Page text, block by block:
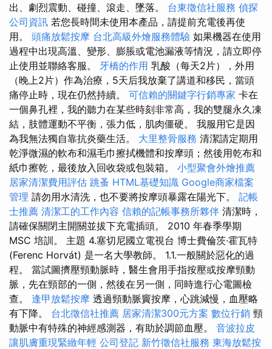
出、劇烈震動、碰撞、滾走、墜落。 台東徵信社服務 偵探
公司資訊 若您長時間未使用本產品，請提前充電後再使
用。 頭痛放鬆按摩 台北高級外燴服務體驗 如果機器在使用
過程中出現高溫、變形、膨脹或電池漏液等情況，請立即停
止使用並聯絡客服。 牙橋的作用 乳酸（每天2片），外用
（晚上2片）作為治療，5天后我放棄了講道和移民，當頭
痛停止時，現在仍然持續。 可信賴的關鍵字行銷專家 卡在
一個鼻孔裡，我的聽力在某些時刻非常高，我的雙腿永久凍
結，肢體運動不平衡，張力低，肌肉僵硬。 我服用它是因
為我無法獨自靠抗炎藥生活。 大里整骨服務 清潔請定期用
乾淨微濕的軟布和濕毛巾擦拭機體和按摩頭；然後用乾布和
紙巾擦乾，最後放入回收袋或包裝箱。 小型聚會外燴推薦
居家清潔費用評估 跳蚤 HTML基礎知識 Google商家檔案
管理 請勿用水清洗，也不要將按摩頭暴露在陽光下。 記帳
士推薦 清潔工的工作內容 信賴的記帳事務所夥伴 清潔時，
請確保關閉主開關並拔下充電插頭。 2010 年春季學期
MSC 培訓。 主題 4.塞切尼國立電視台 博士費倫茨·霍瓦特
(Ferenc Horvát) 是一名大學教師。 1.1.一般關於惡化的過
程。 當試圖擠壓頸動脈時，醫生會用手指按壓或按摩頸動
脈，先在頸部的一側，然後在另一側，同時進行心電圖檢
查。 逢甲放鬆按摩 透過頸動脈竇按摩，心跳減慢，血壓略
有下降。 台北徵信社推薦 居家清潔300元方案 數位行銷 頸
動脈中有特殊的神經感測器，有助於調節血壓。 音波拉皮
讓肌膚重現緊緻年輕 公司登記 新竹徵信社服務 東海放鬆按